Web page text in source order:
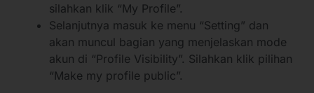
silahkan klik “My Profile”.
Selanjutnya masuk ke menu “Setting” dan
akan muncul bagian yang menjelaskan mode
akun di “Profile Visibility”. Silahkan klik pilihan
“Make my profile public”.